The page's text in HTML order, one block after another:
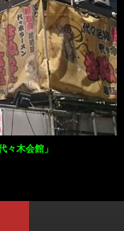
々木会館」